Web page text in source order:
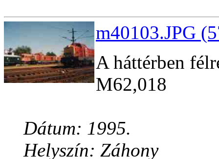
m40103.JPG
A háttérben
M62,018
Dátum: 1995.
Helyszín: Záhony